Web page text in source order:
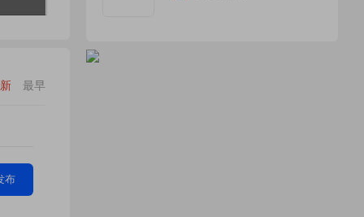
最早
布